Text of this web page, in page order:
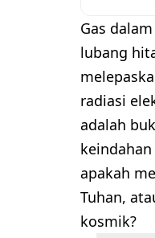
Gas
lubang
radiasi
adalah
apakah
Tuhan,
kosmik?